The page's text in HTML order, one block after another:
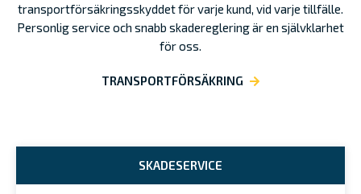
transportförsäkringsskyddet för varje kund, vid varje tillfälle.
Personlig service och snabb skadereglering är en självklarhet
för oss.
TRANSPORTFÖRSÄKRING
SKADESERVICE